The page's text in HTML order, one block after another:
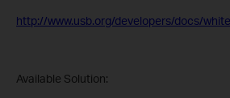
http://www.usb.org/developers/docs/
Available Solution: